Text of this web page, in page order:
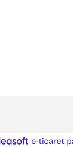
ideasoft